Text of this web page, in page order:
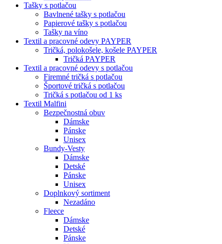
Tašky s potlačou
Bavlnené tašky s potlačou
Papierové tašky s potlačou
Tašky na víno
Textil a pracovné odevy PAYPER
Tričká, polokošele, košele PAYPER
Tričká PAYPER
Textil a pracovné odevy s potlačou
Firemné tričká s potlačou
Športové tričká s potlačou
Tričká s potlačou od 1 ks
Textil Malfini
Bezpečnostná obuv
Dámske
Pánske
Unisex
Bundy-Vesty
Dámske
Detské
Pánske
Unisex
Doplnkový sortiment
Nezadáno
Fleece
Dámske
Detské
Pánske